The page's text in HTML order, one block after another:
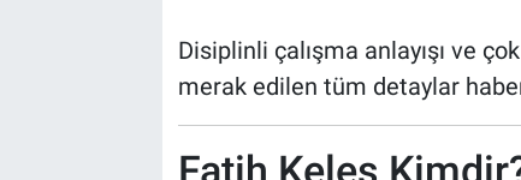
Disiplinli çalışma anlayışı ve
merak edilen tüm detaylar
Fatih Keleş